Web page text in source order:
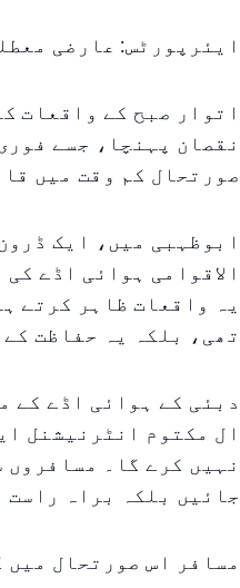
ایئرپورٹس: عارضی
اتوار صبح کے واقعات
نقصان پہنچا، جسے
صورتحال کم وقت میں
ابوظہبی میں، ایک
الاقوامی ہوائی اڈے
یہ واقعات ظاہر کرتے
تھی، بلکہ یہ حفاظت
دبئی کے ہوائی اڈے کے
ال مکتوم انٹرنیشنل
نہیں کرے گا۔ مسافروں
جائیں بلکہ براہ راست
مسافر اس صورتحال میں